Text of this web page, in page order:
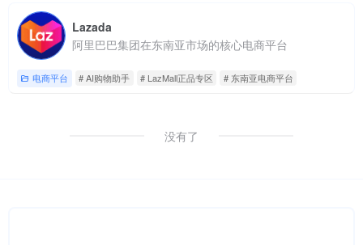
Lazada
阿里巴巴集团在东南亚市场的核心电商平台
电商平台 # AI购物助手 # LazMall正品专区 # 东南亚电商平台
没有了